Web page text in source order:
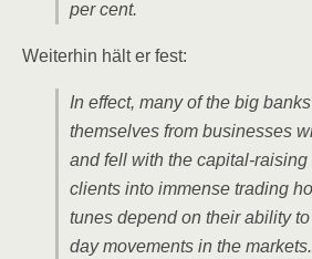
per cent.
Wei­ter­hin hält er fest:
In effect, many of the big
them­sel­ves from busi­nesses
and fell with the capi­tal-rai­sing
cli­ents into immense tra­ding
tu­nes depend on their abili­ty
day move­ments in the markets.